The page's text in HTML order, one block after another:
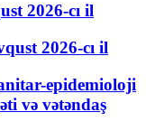
2026-cı il
2026-cı il
epidemioloji
və vətəndaş